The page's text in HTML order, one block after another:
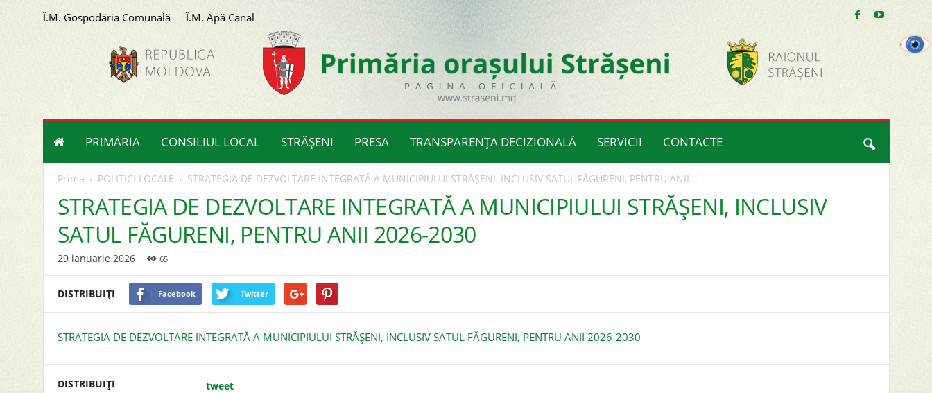
Î.M. Gospodăria Comunală
Î.M. Apă Canal
PRIMĂRIA CONSILIUL LOCAL STRĂȘENI PRESA TRANSPARENȚA DECIZIONALĂ SERVICII CONTACTE
Prima POLITICI LOCALE STRATEGIA DE DEZVOLTARE INTEGRATĂ A MUNICIPIULUI STRĂȘENI, INCLUSIV SATUL FĂGURENI, PENTRU ANII...
STRATEGIA DE DEZVOLTARE INTEGRATĂ A MUNICIPIULUI STRĂȘENI, INCLUSIV
SATUL FĂGURENI, PENTRU ANII 2026-2030
29 ianuarie 2026 65
DISTRIBUIȚI Facebook Twitter
STRATEGIA DE DEZVOLTARE INTEGRATĂ A MUNICIPIULUI STRĂȘENI, INCLUSIV SATUL FĂGURENI, PENTRU ANII 2026-2030
DISTRIBUIȚI tweet